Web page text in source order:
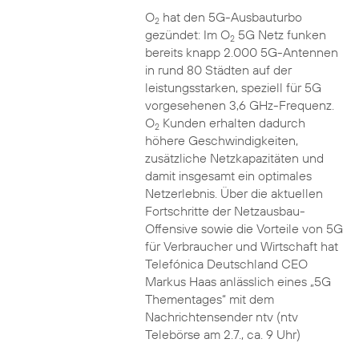
O2hat den 5G-Ausbauturbo
gezündet: Im O25G Netz funken
bereits knapp 2.000 5G-Antennen
in rund 80 Städten auf der
leistungsstarken, speziell für 5G
vorgesehenen 3,6 GHz-Frequenz.
O2Kunden erhalten dadurch
höhere Geschwindigkeiten,
zusätzliche Netzkapazitäten und
damit insgesamt ein optimales
Netzerlebnis. Über die aktuellen
Fortschritte der Netzausbau-
Offensive sowie die Vorteile von 5G
für Verbraucher und Wirtschaft hat
Telefónica Deutschland CEO
Markus Haas anlässlich eines „5G
Thementages“ mit dem
Nachrichtensender ntv (ntv
Telebörse am 2.7., ca. 9 Uhr)